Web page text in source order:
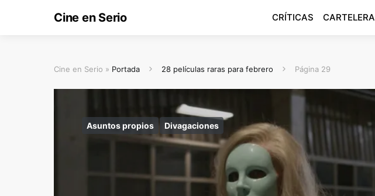
Cine en Serio CRÍTICAS CARTELERA
Cine en Serio » Portada 28 películas raras para febrero Página 29
Asuntos propios Divagaciones